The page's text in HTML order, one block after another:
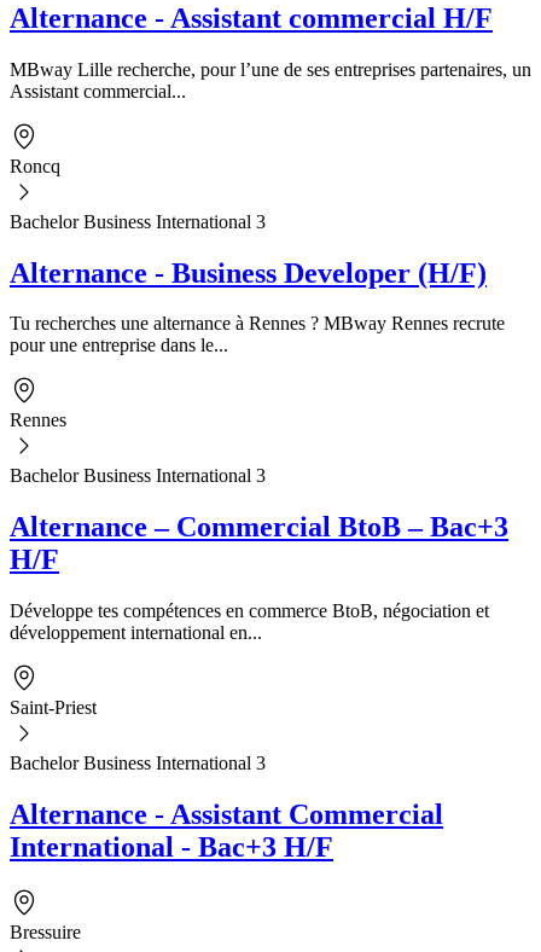
Alternance - Assistant commercial H/F
MBway Lille recherche, pour l’une de ses entreprises partenaires, un
Assistant commercial...
Roncq
Bachelor Business International 3
Alternance - Business Developer (H/F)
Tu recherches une alternance à Rennes ? MBway Rennes recrute
pour une entreprise dans le...
Rennes
Bachelor Business International 3
Alternance – Commercial BtoB – Bac+3
H/F
Développe tes compétences en commerce BtoB, négociation et
développement international en...
Saint-Priest
Bachelor Business International 3
Alternance - Assistant Commercial
International - Bac+3 H/F
Bressuire